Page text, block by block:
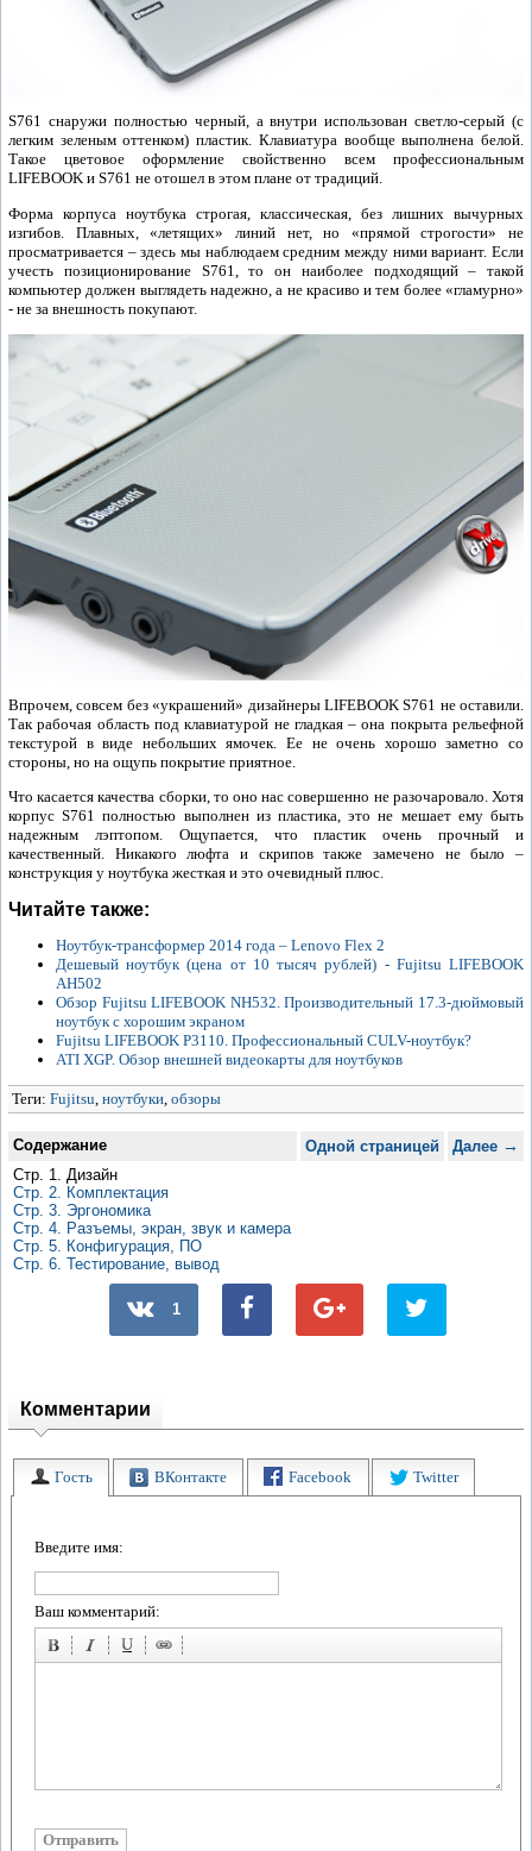
S761 снаружи полностью черный, а внутри использован светло-серый (с
легким зеленым оттенком) пластик. Клавиатура вообще выполнена белой.
Такое цветовое оформление свойственно всем профессиональным
LIFEBOOK и S761 не отошел в этом плане от традиций.
Форма корпуса ноутбука строгая, классическая, без лишних вычурных
изгибов. Плавных, «летящих» линий нет, но «прямой строгости» не
просматривается – здесь мы наблюдаем средним между ними вариант. Если
учесть позиционирование S761, то он наиболее подходящий – такой
компьютер должен выглядеть надежно, а не красиво и тем более «гламурно»
- не за внешность покупают.
Впрочем, совсем без «украшений» дизайнеры LIFEBOOK S761 не оставили.
Так рабочая область под клавиатурой не гладкая – она покрыта рельефной
текстурой в виде небольших ямочек. Ее не очень хорошо заметно со
стороны, но на ощупь покрытие приятное.
Что касается качества сборки, то оно нас совершенно не разочаровало. Хотя
корпус S761 полностью выполнен из пластика, это не мешает ему быть
надежным лэптопом. Ощупается, что пластик очень прочный и
качественный. Никакого люфта и скрипов также замечено не было –
конструкция у ноутбука жесткая и это очевидный плюс.
Читайте также:
Ноутбук-трансформер 2014 года – Lenovo Flex 2
Дешевый ноутбук (цена от 10 тысяч рублей) - Fujitsu LIFEBOOK
AH502
Обзор Fujitsu LIFEBOOK NH532. Производительный 17.3-дюймовый
ноутбук с хорошим экраном
Fujitsu LIFEBOOK P3110. Профессиональный CULV-ноутбук?
ATI XGP. Обзор внешней видеокарты для ноутбуков
Теги: Fujitsu, ноутбуки, обзоры
Содержание Далее →
Одной страницей
Стр. 1. Дизайн
Стр. 2. Комплектация
Стр. 3. Эргономика
Стр. 4. Разъемы, экран, звук и камера
Стр. 5. Конфигурация, ПО
Стр. 6. Тестирование, вывод
1
Комментарии
Гость ВКонтакте Facebook Twitter
Введите имя:
Ваш комментарий: